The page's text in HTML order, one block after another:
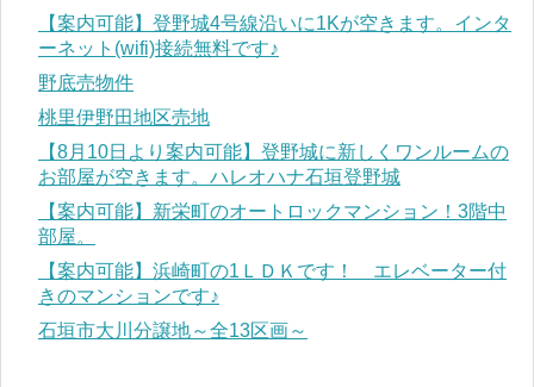
【案内可能】登野城4号線沿いに1Kが空きます。インタ
ーネット(wifi)接続無料です♪
野底売物件
桃里伊野田地区売地
【8月10日より案内可能】登野城に新しくワンルームの
お部屋が空きます。ハレオハナ石垣登野城
【案内可能】新栄町のオートロックマンション！3階中
部屋。
【案内可能】浜崎町の1ＬＤＫです！ エレベーター付
きのマンションです♪
石垣市大川分譲地～全13区画～